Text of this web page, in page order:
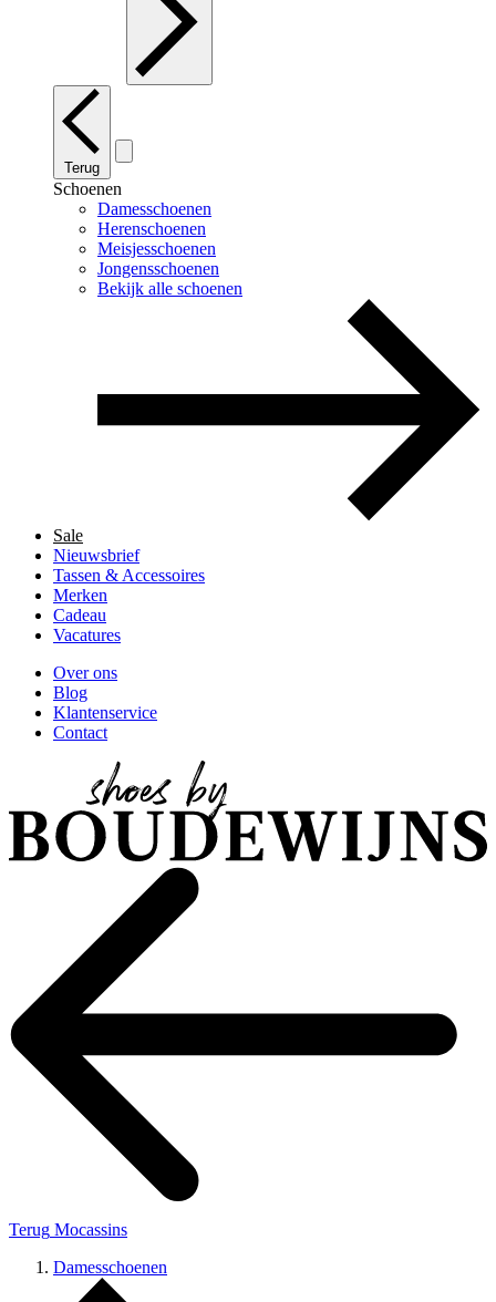
Terug
Schoenen
Damesschoenen
Herenschoenen
Meisjesschoenen
Jongensschoenen
Bekijk alle schoenen
Sale
Nieuwsbrief
Tassen & Accessoires
Merken
Cadeau
Vacatures
Over ons
Blog
Klantenservice
Contact
Terug Mocassins
Damesschoenen